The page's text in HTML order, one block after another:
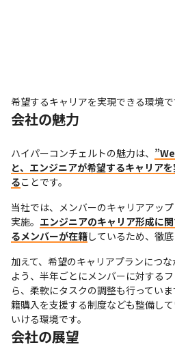
希望するキャリアを実現できる環境で
会社の魅力
ハイパーコンチェルトの魅力は、
と、エンジニアが希望するキャリア
ることです。
当社では、メンバーのキャリアアッ
実施。 エンジニアのキャリア形成に
るメンバーが在籍しているため、徹
加えて、希望のキャリアプランにつ
よう、半年ごとにメンバーに対する
ら、柔軟にタスクの調整も行ってい
籍購入を支援する制度なども整備し
いける環境です。
会社の展望